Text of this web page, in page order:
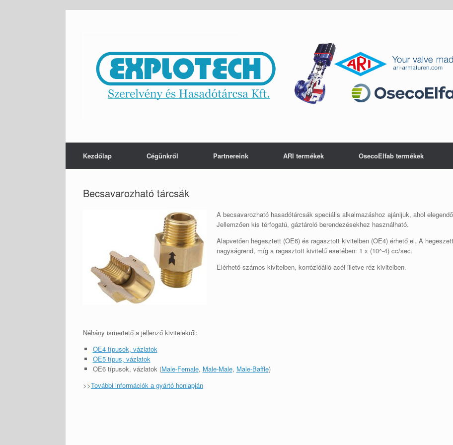
Kezdőlap Cégünkről Partnereink ARI termékek OsecoElfab termékek
Becsavarozható tárcsák
A becsavarozható hasadótárcsák speciális alkalmazáshoz ajánljuk, ahol
Jellemzően kis térfogatú, gáztároló berendezésekhez használható.
Alapvetően hegesztett (OE6) és ragasztott kivitelben (OE4) érhető el. A
nagyságrend, míg a ragasztott kivitelű esetében: 1 x (10^-4) cc/sec.
Elérhető számos kivitelben, korrózióálló acél illetve réz kivitelben.
Néhány ismertető a jellenző kivitelekről:
OE4 típusok, vázlatok
OE5 típus, vázlatok
OE6 típusok, vázlatok (Male-Female, Male-Male, Male-Baffle)
>>További információk a gyártó honlapján